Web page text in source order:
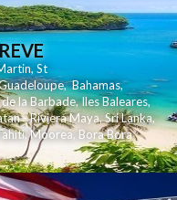
,St
,Bahamas,
la Barbade,Iles Baleares,
- Riviera Maya,Sri Lanka,
,Moorea, Bora Bora